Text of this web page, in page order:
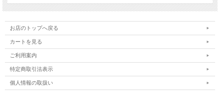
お店のトップへ戻る
カートを見る
ご利用案内
特定商取引法表示
個人情報の取扱い